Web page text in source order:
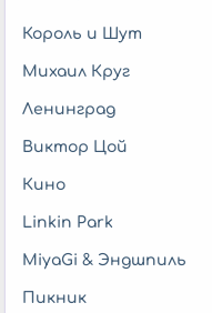
Король и Шут
Михаил Круг
Ленинград
Виктор Цой
Кино
Linkin Park
MiyaGi & Эндшпиль
Пикник